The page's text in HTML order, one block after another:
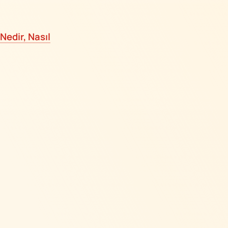
Nasıl